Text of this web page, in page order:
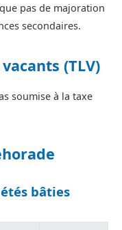
pas de majoration
secondaires.
(TLV)
soumise à la taxe
bâties